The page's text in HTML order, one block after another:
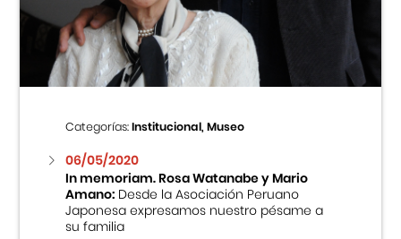
Centro Cultural Peruano Japonés
Cursos
Museo de la Inmigración Japonesa
Fondo Editorial
Teatro Peruano Japonés
Categorías:Institucional, Museo
06/05/2020
In memoriam. Rosa Watanabe y Mario
Amano:Desde la Asociación Peruano
Japonesa expresamos nuestro pésame a
su familia